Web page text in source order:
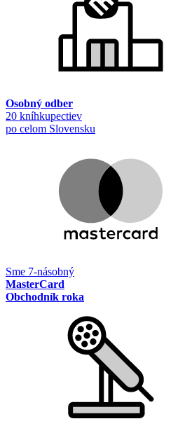
Osobný odber
20 kníhkupectiev
po celom Slovensku
Sme 7-násobný
MasterCard
Obchodník roka